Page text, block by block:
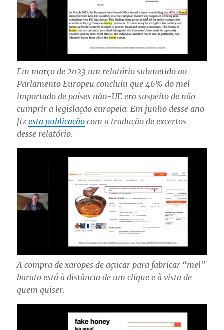
Em março de 2023 um relatório submetido ao
Parlamento Europeu concluiu que 46% do mel
importado de países não-UE era suspeito de não
cumprir a legislação europeia. Em junho desse ano
fizesta publicação com a tradução de excertos
desse relatório.
A compra de xaropes de açucar para fabricar “mel”
barato está à distância de um clique e à vista de
quem quiser.